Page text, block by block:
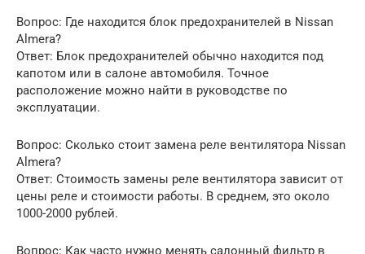
Вопрос: Где находится блок предохранителей в Nissan
Almera?
Ответ: Блок предохранителей обычно находится под
капотом или в салоне автомобиля. Точное
расположение можно найти в руководстве по
эксплуатации.
Вопрос: Сколько стоит замена реле вентилятора Nissan
Almera?
Ответ: Стоимость замены реле вентилятора зависит от
цены реле и стоимости работы. В среднем, это около
1000-2000 рублей.
Вопрос: Как часто нужно менять салонный фильтр в